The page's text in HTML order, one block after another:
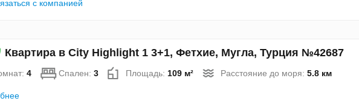
с компанией
Квартира в City Highlight 1 3+1, Фетхие, Мугла, Турция №42687
4 Спален: 3 Площадь: 109 м² Расстояние до моря: 5.8 км